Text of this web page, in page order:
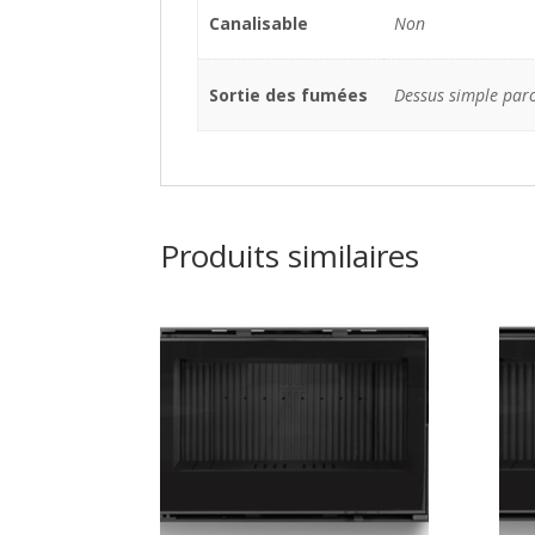
Canalisable Non
Sortie des fumées Dessus simple
Produits similaires